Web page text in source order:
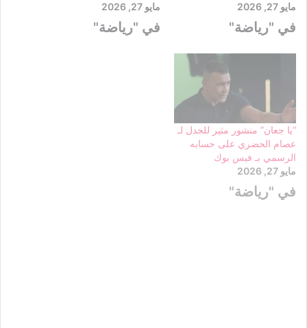
مايو 27, 2026
في "رياضة"
مايو 27, 2026
في "رياضة"
“يا جعان” منشور مثير للجدل لـ
عصام الحضري على حسابه
الرسمي بـ فيس بوك
مايو 27, 2026
في "رياضة"